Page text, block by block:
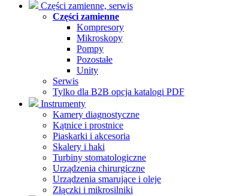
Części zamienne, serwis
Części zamienne
Kompresory
Mikroskopy
Pompy
Pozostałe
Unity
Serwis
Tylko dla B2B opcja katalogi PDF
Instrumenty
Kamery diagnostyczne
Kątnice i prostnice
Piaskarki i akcesoria
Skalery i haki
Turbiny stomatologiczne
Urządzenia chirurgiczne
Urządzenia smarujące i oleje
Złączki i mikrosilniki